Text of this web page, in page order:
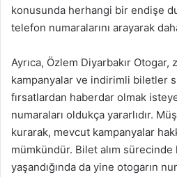
konusunda herhangi bir endişe
telefon numaralarını arayarak
Ayrıca, Özlem Diyarbakır Otogar,
kampanyalar ve indirimli biletler
fırsatlardan haberdar olmak
numaraları oldukça yararlıdır.
kurarak, mevcut kampanyalar
mümkündür. Bilet alım
yaşandığında da yine otogarın